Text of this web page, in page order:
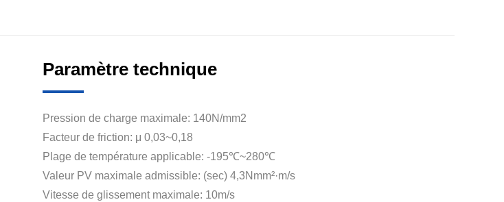
Paramètre technique
Pression de charge maximale: 140N/mm2
Facteur de friction: μ 0,03~0,18
Plage de température applicable: -195℃~280℃
Valeur PV maximale admissible: (sec) 4,3Nmm²·m/s
Vitesse de glissement maximale: 10m/s